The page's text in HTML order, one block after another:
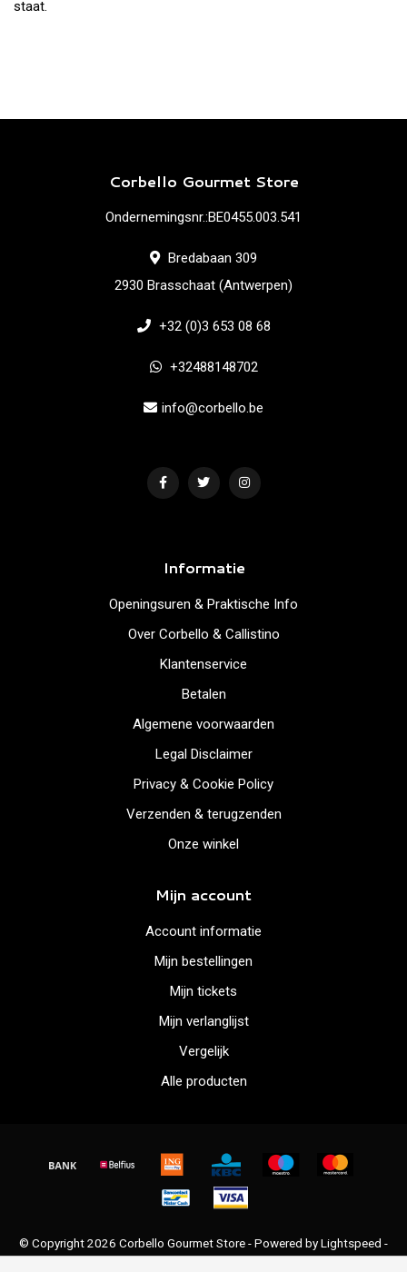
staat.
Corbello Gourmet Store
Ondernemingsnr.:BE0455.003.541
Bredabaan 309
2930 Brasschaat (Antwerpen)
+32 (0)3 653 08 68
+32488148702
info@corbello.be
Informatie
Openingsuren & Praktische Info
Over Corbello & Callistino
Klantenservice
Betalen
Algemene voorwaarden
Legal Disclaimer
Privacy & Cookie Policy
Verzenden & terugzenden
Onze winkel
Mijn account
Account informatie
Mijn bestellingen
Mijn tickets
Mijn verlanglijst
Vergelijk
Alle producten
© Copyright 2026 Corbello Gourmet Store - Powered byLightspeed -